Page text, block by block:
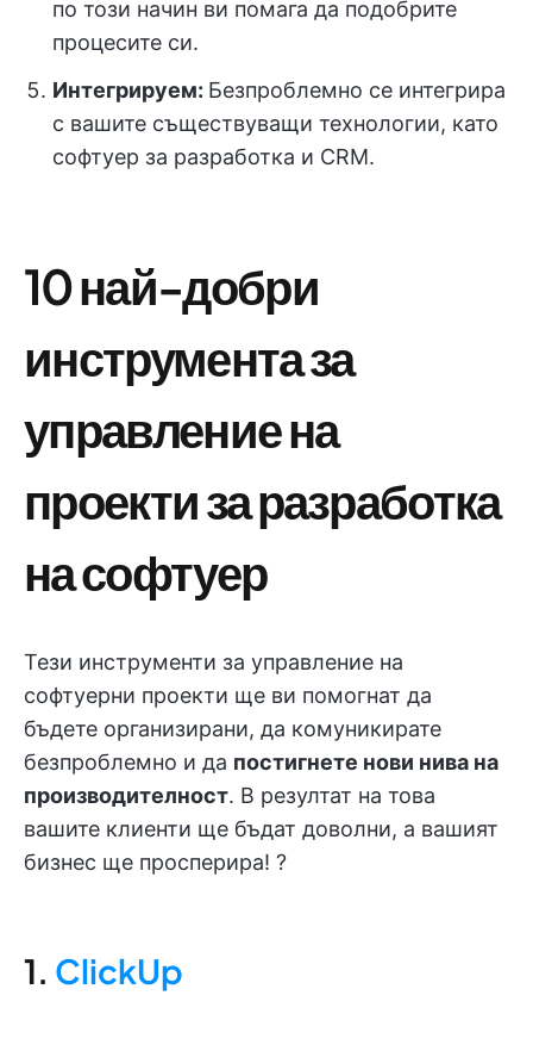
по този начин ви помага да подобрите
процесите си.
Интегрируем: Безпроблемно се интегрира
с вашите съществуващи технологии, като
софтуер за разработка и CRM.
10 най-добри
инструмента за
управление на
проекти за разработка
на софтуер
Тези инструменти за управление на
софтуерни проекти ще ви помогнат да
бъдете организирани, да комуникирате
безпроблемно и да постигнете нови нива на
производителност. В резултат на това
вашите клиенти ще бъдат доволни, а вашият
бизнес ще просперира! ?
1. ClickUp